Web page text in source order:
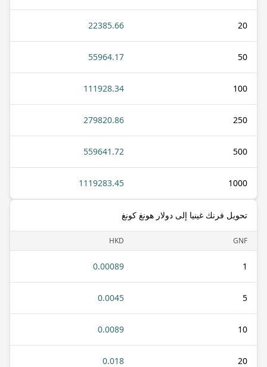
20
22385.66
50
55964.17
100
111928.34
250
279820.86
500
559641.72
1000
1119283.45
تحويل فرنك غينيا إلى دولار هونغ كونغ
GNF
HKD
1
0.00089
5
0.0045
10
0.0089
20
0.018